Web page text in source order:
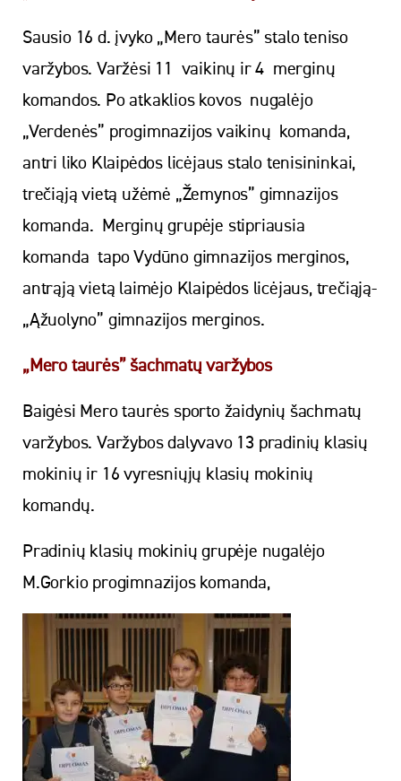
Sausio 16 d. įvyko „Mero taurės” stalo teniso
varžybos. Varžėsi 11 vaikinų ir 4 merginų
komandos. Po atkaklios kovos nugalėjo
„Verdenės” progimnazijos vaikinų komanda,
antri liko Klaipėdos licėjaus stalo tenisininkai,
trečiąją vietą užėmė „Žemynos” gimnazijos
komanda. Merginų grupėje stipriausia
komanda tapo Vydūno gimnazijos merginos,
antrąją vietą laimėjo Klaipėdos licėjaus, trečiąją-
„Ąžuolyno” gimnazijos merginos.
„Mero taurės” šachmatų varžybos
Baigėsi Mero taurės sporto žaidynių šachmatų
varžybos. Varžybos dalyvavo 13 pradinių klasių
mokinių ir 16 vyresniųjų klasių mokinių
komandų.
Pradinių klasių mokinių grupėje nugalėjo
M.Gorkio progimnazijos komanda,